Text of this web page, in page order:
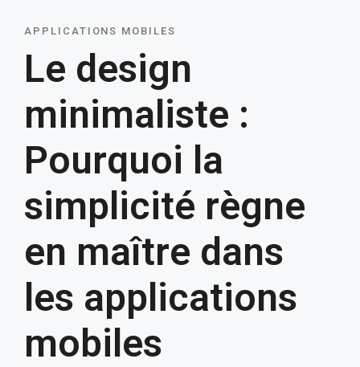
APPLICATIONS MOBILES
Le design
minimaliste :
Pourquoi la
simplicité règne
en maître dans
les applications
mobiles